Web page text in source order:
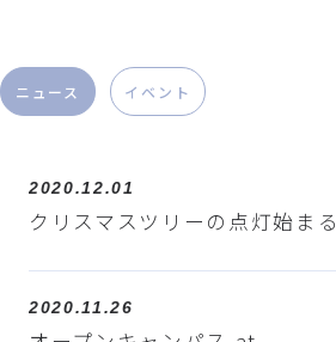
ニュース イベント
2020.12.01
クリスマスツリーの点灯始まる
2020.11.26